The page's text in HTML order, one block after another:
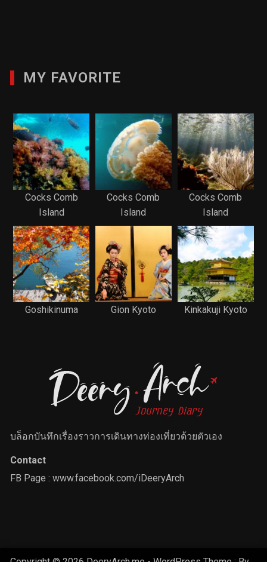
MY FAVORITE
Cocks Comb
Island
Cocks Comb
Island
Cocks Comb
Island
Goshikinuma Gion Kyoto Kinkakuji Kyoto
บล็อกบันทึกเรื่องราวการเดินทางท่องเที่ยวด้วยตัวเอง
Contact
FB Page :www.facebook.com/iDeeryArch